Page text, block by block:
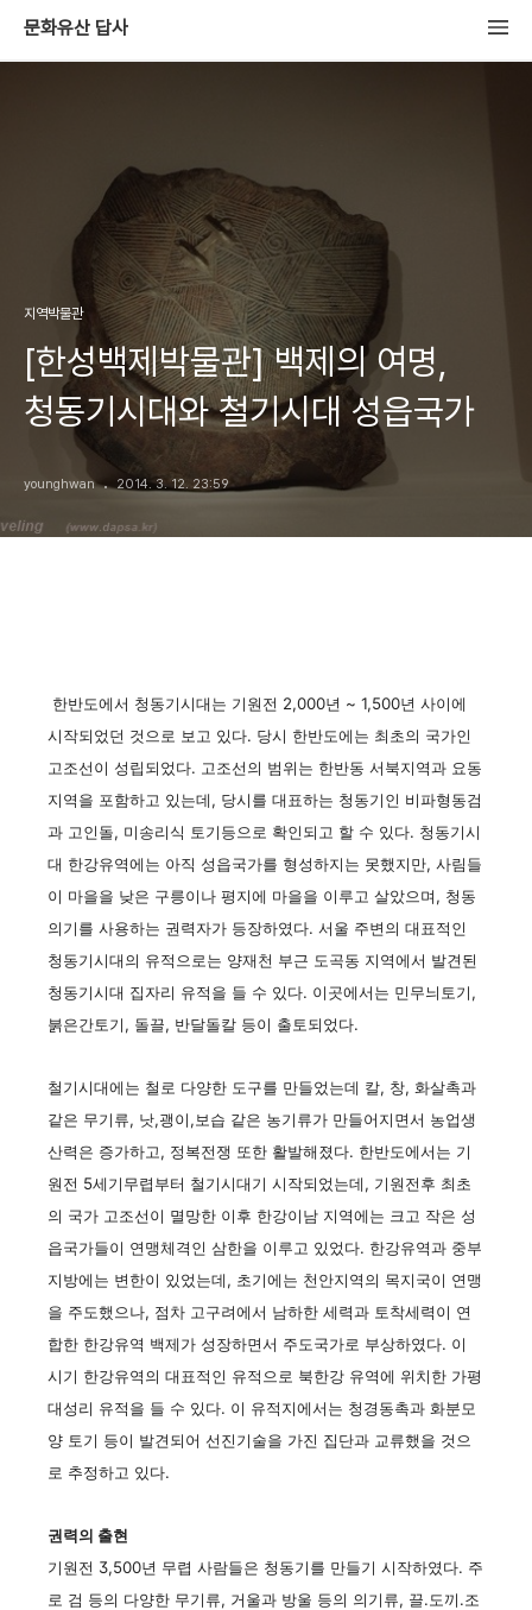
문화유산 답사
지역박물관
[한성백제박물관] 백제의 여명,
청동기시대와 철기시대 성읍국가
younghwan 2014. 3. 12. 23:59
한반도에서 청동기시대는 기원전 2,000년 ~ 1,500년 사이에
시작되었던 것으로 보고 있다. 당시 한반도에는 최초의 국가인
고조선이 성립되었다. 고조선의 범위는 한반동 서북지역과 요동
지역을 포함하고 있는데, 당시를 대표하는 청동기인 비파형동검
과 고인돌, 미송리식 토기등으로 확인되고 할 수 있다. 청동기시
대 한강유역에는 아직 성읍국가를 형성하지는 못했지만, 사림들
이 마을을 낮은 구릉이나 평지에 마을을 이루고 살았으며, 청동
의기를 사용하는 권력자가 등장하였다. 서울 주변의 대표적인
청동기시대의 유적으로는 양재천 부근 도곡동 지역에서 발견된
청동기시대 집자리 유적을 들 수 있다. 이곳에서는 민무늬토기,
붉은간토기, 돌끌, 반달돌칼 등이 출토되었다.
철기시대에는 철로 다양한 도구를 만들었는데 칼, 창, 화살촉과
같은 무기류, 낫,괭이,보습 같은 농기류가 만들어지면서 농업생
산력은 증가하고, 정복전쟁 또한 활발해졌다. 한반도에서는 기
원전 5세기무렵부터 철기시대기 시작되었는데, 기원전후 최초
의 국가 고조선이 멸망한 이후 한강이남 지역에는 크고 작은 성
읍국가들이 연맹체격인 삼한을 이루고 있었다. 한강유역과 중부
지방에는 변한이 있었는데, 초기에는 천안지역의 목지국이 연맹
을 주도했으나, 점차 고구려에서 남하한 세력과 토착세력이 연
합한 한강유역 백제가 성장하면서 주도국가로 부상하였다. 이
시기 한강유역의 대표적인 유적으로 북한강 유역에 위치한 가평
대성리 유적을 들 수 있다. 이 유적지에서는 청경동촉과 화분모
양 토기 등이 발견되어 선진기술을 가진 집단과 교류했을 것으
로 추정하고 있다.
권력의 출현
기원전 3,500년 무렵 사람들은 청동기를 만들기 시작하였다. 주
로 검 등의 다양한 무기류, 거울과 방울 등의 의기류, 끌.도끼.조